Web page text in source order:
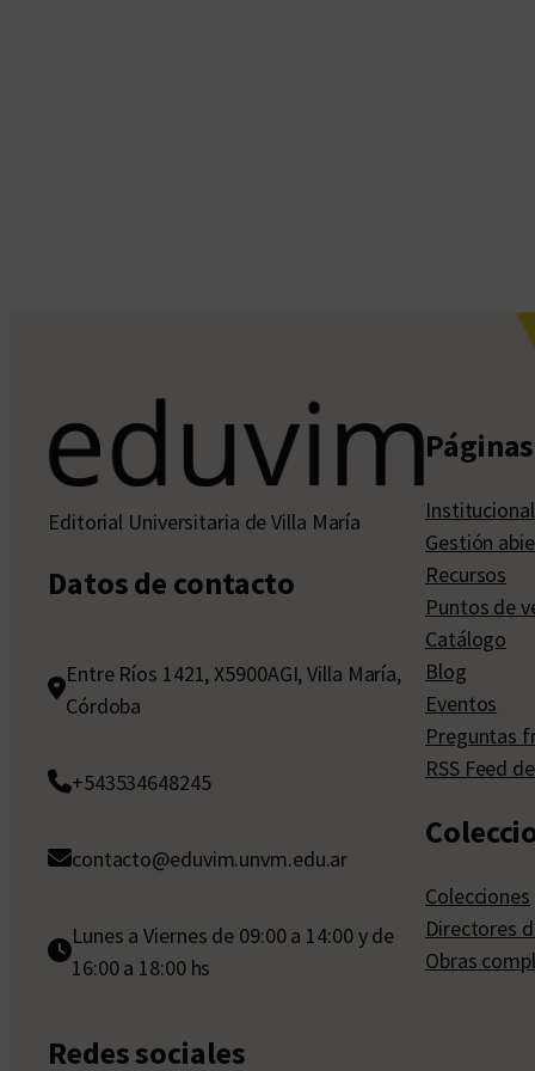
Editorial Universitaria de Villa María
Datos de contacto
Entre Ríos 1421, X5900AGI, Villa María,
Córdoba
+543534648245
contacto@eduvim.unvm.edu.ar
Lunes a Viernes de 09:00 a 14:00 y de
16:00 a 18:00 hs
Redes sociales
Institucional
Gestión
Recursos
Puntos de
Catálogo
Blog
Eventos
Preguntas
RSS Feed
Colecciones
Directores
Obras